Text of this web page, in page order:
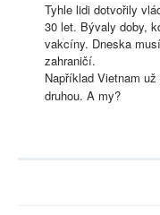
Tyhle lidi dotvořily
30 let. Bývaly doby,
vakcíny. Dneska
zahraničí.
Například Vietnam
druhou. A my?